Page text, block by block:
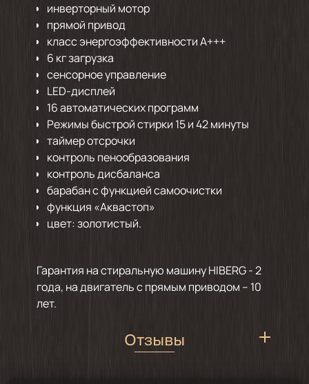
инверторный мотор
прямой привод
класс энергоэффективности А+++
6 кг загрузка
сенсорное управление
LED-дисплей
16 автоматических программ
Режимы быстрой стирки 15 и 42 минуты
таймер отсрочки
контроль пенообразования
контроль дисбаланса
барабан с функцией самоочистки
функция «Аквастоп»
цвет: золотистый.
Гарантия на стиральную машину HIBERG - 2
года, на двигатель с прямым приводом – 10
лет.
Отзывы